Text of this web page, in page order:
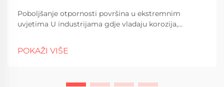
Poboljšanje otpornosti površina u ekstremnim
uvjetima U industrijama gdje vladaju korozija,
izdržljivost cjevovoda kako bi se održala operativna
učinkovitost. Stanica za oblaganje cijevi omogućuje
POKAŽI VIŠE